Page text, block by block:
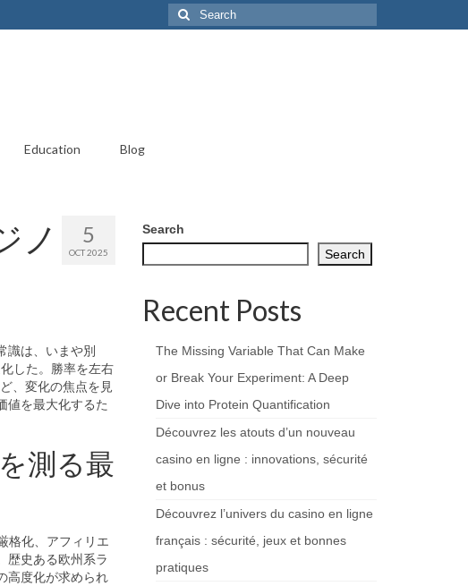
Search
for:
Education Blog
5
OCT 2025
ノ
識は、いまや別
した。勝率を左右
、変化の焦点を見
値を最大化するた
測る最
格化、アフィリエ
歴史ある欧州系ラ
高度化が求められ
Search
Search
Recent Posts
The Missing Variable That Can Make
or Break Your Experiment: A Deep
Dive into Protein Quantification
Découvrez les atouts d’un nouveau
casino en ligne : innovations, sécurité
et bonus
Découvrez l’univers du casino en ligne
français : sécurité, jeux et bonnes
pratiques